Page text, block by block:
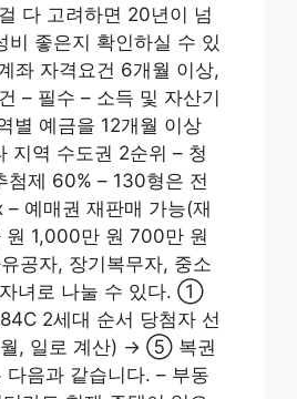
다 고려하면 20년이 넘
비 좋은지 확인하실 수 있
좌 자격요건 6개월 이상,
– 필수 – 소득 및 자산기
별 예금을 12개월 이상
지역 수도권 2순위 – 청
첨제 60% – 130형은 전
예매권 재판매 가능(재
1,000만 원 700만 원
공자, 장기복무자, 중소
자녀로 나눌 수 있다. ①
2세대 순서 당첨자 선
, 일로 계산) → ⑤ 복권
음과 같습니다. – 부동